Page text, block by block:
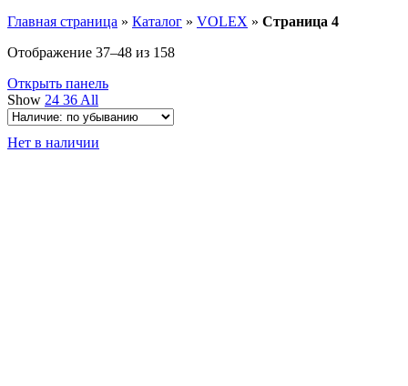
Главная страница » Каталог » VOLEX » Страница 4
Отображение 37–48 из 158
Открыть панель
Show 24 36 All
Нет в наличии